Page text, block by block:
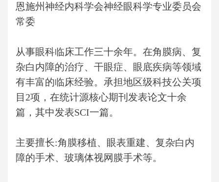
恩施州神经内科学会神经眼科学专业委员会
常委
从事眼科临床工作三十余年。在角膜病、复
杂白内障的治疗、干眼症、眼底疾病等领域
有丰富的临床经验。承担地区级科技公关项
目 2项，在统计源核心期刊发表论文十余
篇，其中发表SCI一篇。
主要擅长:角膜移植、眼表重建、复杂白内
障的手术、玻璃体视网膜手术等。